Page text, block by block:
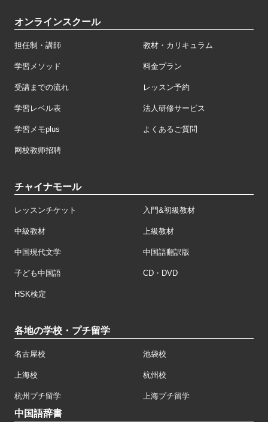
オンラインスクール
担任制・講師 教材・カリキュラム
学習メソッド 料金プラン
受講までの流れ レッスン予約
学習レベル表 法人研修サービス
学習メモplus よくあるご質問
网校教师招聘
チャイナモール
レッスンチケット 入門&初級教材
中級教材 上級教材
中国現代文学 中国語翻訳版
子ども中国語 CD・DVD
HSK検定
各地の学校・プチ留学
名古屋校 池袋校
上海校 杭州校
杭州プチ留学 上海プチ留学
中国語辞書